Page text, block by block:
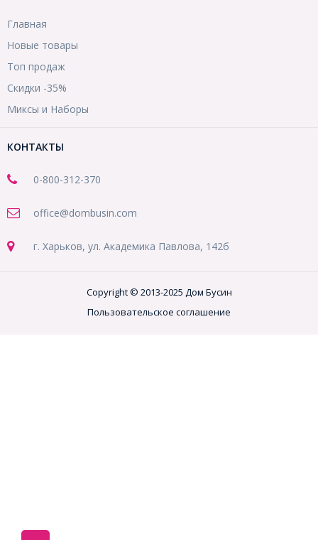
Главная
Новые товары
Топ продаж
Скидки -35%
Миксы и Наборы
КОНТАКТЫ
0-800-312-370
office@dombusin.com
г. Харьков, ул. Академика Павлова, 142б
Copyright © 2013-2025 Дом Бусин
Пользовательское соглашение